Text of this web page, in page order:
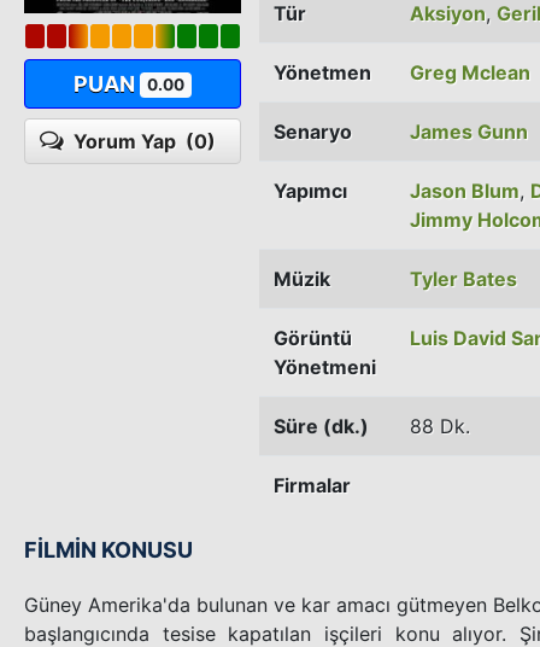
PUAN 0.00
Yorum Yap (0)
Tür Aksiyon,
Yönetmen Greg Mclean
Senaryo James Gunn
Yapımcı Jason Blum,
Jimmy
Müzik Tyler Bates
Görüntü
Yönetmeni
Luis David
Süre (dk.) 88 Dk.
Firmalar
FİLMİN KONUSU
Güney Amerika'da bulunan ve kar amacı gütmeyen
başlangıcında tesise kapatılan işçileri konu alıyor.